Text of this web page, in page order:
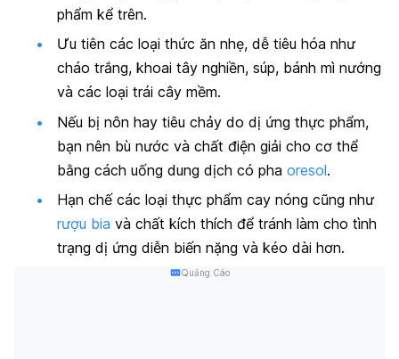
phẩm kể trên.
Ưu tiên các loại thức ăn nhẹ, dễ tiêu hóa như
cháo trắng, khoai tây nghiền, súp, bánh mì nướng
và các loại trái cây mềm.
Nếu bị nôn hay tiêu chảy do dị ứng thực phẩm,
bạn nên bù nước và chất điện giải cho cơ thể
bằng cách uống dung dịch có pha oresol.
Hạn chế các loại thực phẩm cay nóng cũng như
rượu bia và chất kích thích để tránh làm cho tình
trạng dị ứng diễn biến nặng và kéo dài hơn.
Quảng Cáo